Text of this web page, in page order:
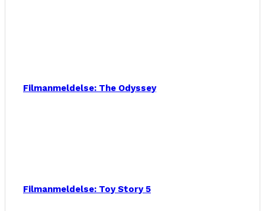
Filmanmeldelse: The Odyssey
Filmanmeldelse: Toy Story 5